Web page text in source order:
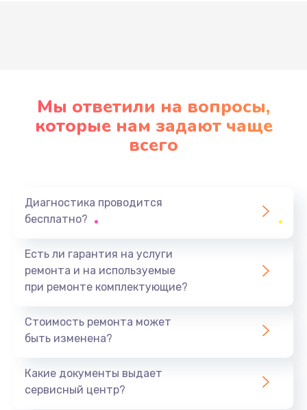
Мы ответили на вопросы,
которые нам задают чаще
всего
Диагностика проводится
бесплатно?
Есть ли гарантия на услуги
ремонта и на используемые
при ремонте комплектующие?
Стоимость ремонта может
быть изменена?
Какие документы выдает
сервисный центр?